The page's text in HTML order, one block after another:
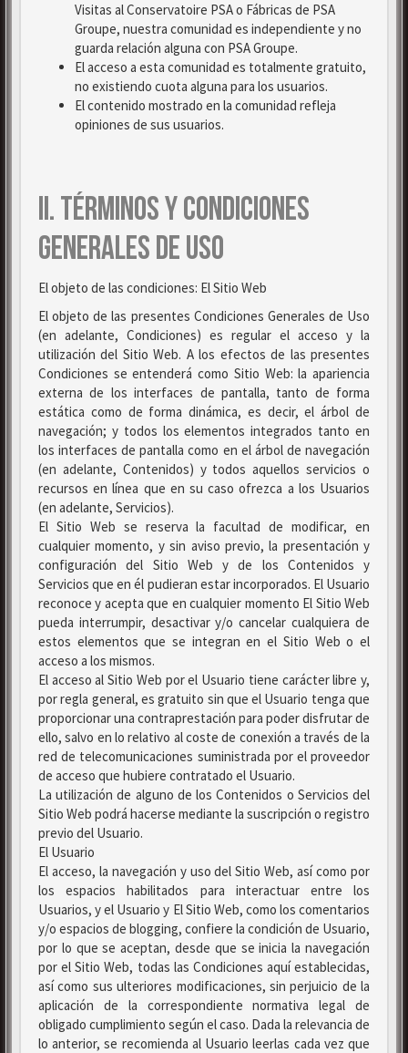
Visitas al Conservatoire PSA o Fábricas de PSA
Groupe, nuestra comunidad es independiente y no
guarda relación alguna con PSA Groupe.
El acceso a esta comunidad es totalmente gratuito,
no existiendo cuota alguna para los usuarios.
El contenido mostrado en la comunidad refleja
opiniones de sus usuarios.
II. TÉRMINOS Y CONDICIONES
GENERALES DE USO
El objeto de las condiciones: El Sitio Web
El objeto de las presentes Condiciones Generales de Uso
(en adelante, Condiciones) es regular el acceso y la
utilización del Sitio Web. A los efectos de las presentes
Condiciones se entenderá como Sitio Web: la apariencia
externa de los interfaces de pantalla, tanto de forma
estática como de forma dinámica, es decir, el árbol de
navegación; y todos los elementos integrados tanto en
los interfaces de pantalla como en el árbol de navegación
(en adelante, Contenidos) y todos aquellos servicios o
recursos en línea que en su caso ofrezca a los Usuarios
(en adelante, Servicios).
El Sitio Web se reserva la facultad de modificar, en
cualquier momento, y sin aviso previo, la presentación y
configuración del Sitio Web y de los Contenidos y
Servicios que en él pudieran estar incorporados. El Usuario
reconoce y acepta que en cualquier momento El Sitio Web
pueda interrumpir, desactivar y/o cancelar cualquiera de
estos elementos que se integran en el Sitio Web o el
acceso a los mismos.
El acceso al Sitio Web por el Usuario tiene carácter libre y,
por regla general, es gratuito sin que el Usuario tenga que
proporcionar una contraprestación para poder disfrutar de
ello, salvo en lo relativo al coste de conexión a través de la
red de telecomunicaciones suministrada por el proveedor
de acceso que hubiere contratado el Usuario.
La utilización de alguno de los Contenidos o Servicios del
Sitio Web podrá hacerse mediante la suscripción o registro
previo del Usuario.
El Usuario
El acceso, la navegación y uso del Sitio Web, así como por
los espacios habilitados para interactuar entre los
Usuarios, y el Usuario y El Sitio Web, como los comentarios
y/o espacios de blogging, confiere la condición de Usuario,
por lo que se aceptan, desde que se inicia la navegación
por el Sitio Web, todas las Condiciones aquí establecidas,
así como sus ulteriores modificaciones, sin perjuicio de la
aplicación de la correspondiente normativa legal de
obligado cumplimiento según el caso. Dada la relevancia de
lo anterior, se recomienda al Usuario leerlas cada vez que